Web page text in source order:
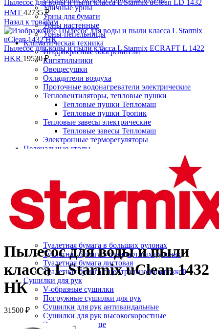
Уличные урны
Урны для бумаги
Урны настенные
Урны-пепельницы
Климатическая техника
Инфракрасные обогреватели
Кипятильники
Овощесушки
Охладители воздуха
Проточные водонагреватели электрические
Тепловентиляторы, тепловые пушки
Тепловые пушки Тепломаш
Тепловые пушки Тропик
Тепловые завесы электрические
Тепловые завесы Тепломаш
Электронные терморегуляторы
Пеленальные столы
Дезинфицирующие средства
Жидкое мыло TORK
Картриджи и баллоны для диспенсеров
освежителя воздуха
Листовые бумажные полотенца
Протирочный материал в рулонах
Туалетная бумага в больших рулонах
Туалетная бумага в стандартных рулонах
Туалетная бумага листовая
Туалетная бумага с центральной вытяжкой
Сушилки для рук
V-образные сушилки
Погружные сушилки для рук
Сушилки для рук антивандальные
Сушилки для рук высокоскоростные
Электрополотенце
Пылесос для воды и пыли класса L Starmix uClean LD 1432
НMT 42735₽
Назад к товарам
Пылесос для воды и пыли класса L Starmix ECRAFT L 1422
HKR 19530₽
Нажмите, чтобы увеличить
Пылесос для воды и пыли
класса L Starmix uClean 1432
НК
31500 ₽